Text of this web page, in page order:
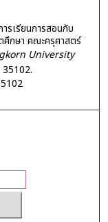
รเรียนการสอนกับ
ศึกษา คณะครุศาสตร์
University
35102.